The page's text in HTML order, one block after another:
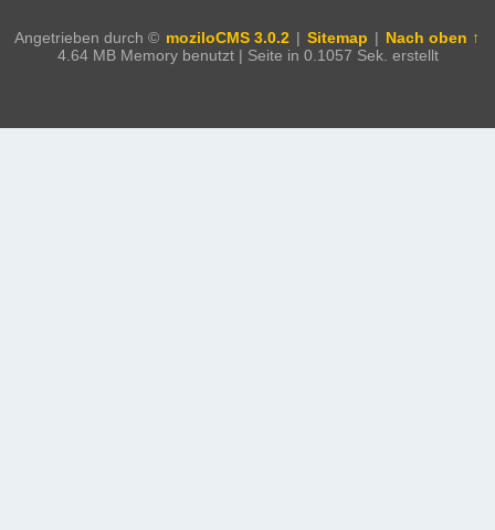
Angetrieben durch © moziloCMS 3.0.2 | Sitemap | Nach oben ↑
4.64 MB Memory benutzt | Seite in 0.1057 Sek. erstellt